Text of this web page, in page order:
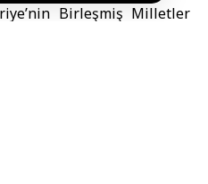
Birleşmiş Milletler